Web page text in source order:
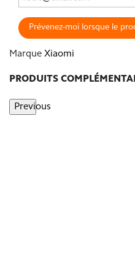
Prévenez-moi lorsque le
Marque Xiaomi
PRODUITS
Previous